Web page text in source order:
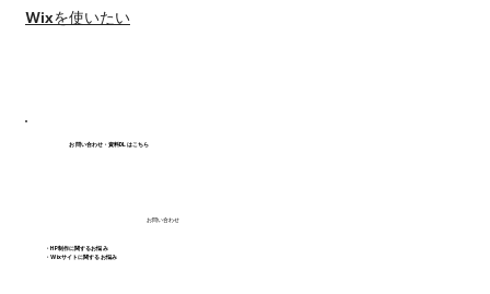
Wixを使いたい
お問い合わせ・資料DLはこちら
お問い合わせ
・HP制作に関するお悩み
・Wixサイトに関するお悩み